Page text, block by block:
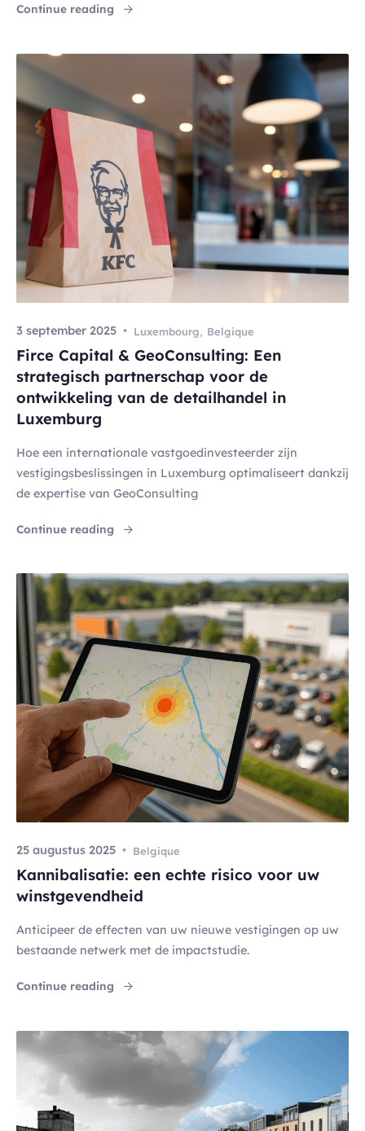
zelfstandige handelaars kennen: hoe een jonger cliënteel
behouden? Vandaag, drie jaar na de transformatie,
spreken de resultaten voor zich. Een terugblik op […]
Continue reading "Optique Simonet drie jaar later:
Firce Capital & GeoConsulting: Een
strategisch partnerschap voor de
ontwikkeling van de detailhandel in
Luxemburg
Hoe een internationale vastgoedinvesteerder zijn
vestigingsbeslissingen in Luxemburg optimaliseert dankzij
de expertise van GeoConsulting
Continue reading "Firce Capital & GeoConsulting: Een
3 september 2025 Luxembourg, Belgique
Kannibalisatie: een echte risico voor uw
winstgevendheid
Anticipeer de effecten van uw nieuwe vestigingen op uw
bestaande netwerk met de impactstudie.
Continue reading "Kannibalisatie: een echte risico voor uw
25 augustus 2025 Belgique